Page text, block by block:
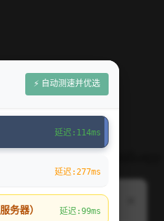
⚡ 自动测速并优选
延迟:114ms
延迟:277ms
务器） 延迟:99ms
角弹出）